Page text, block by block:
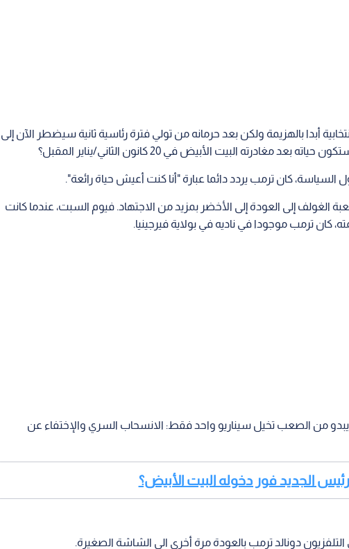
أبدا بالهزيمة ولكن بعد حرمانه من تولي فترة رئاسية ثانية سيضطر الآن إلى
مغادرته البيت الأبيض في 20 كانون الثاني/يناير المقبل؟
كان ترمب يردد دائما عبارة "أنا كنت أعيش حياة رائعة".
الغولف إلى العودة إلى الأخضر بمزيد من الاجتهاد. فيوم السبت، عندما كانت
كان ترمب موجودا في ناديه في بولاية فيرجينيا.
يبدو من الصعب تخيل سيناريو واحد فقط: الانسحاب السري والإختفاء عن
الجديد فور دخوله البيت الأبيض؟
التلفزيون دونالد ترمب بالعودة مرة أخرى الى الشاشة الصغيرة.